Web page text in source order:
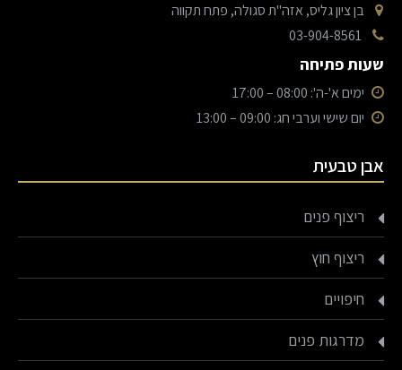
בן ציון גליס, אזה"ת סגולה, פתח תקווה
שעות פתיחה
ימים א'-ה': 08:00 – 17:00
יום שישי וערבי חג: 09:00 – 13:00
אבן טבעית
ריצוף פנים
ריצוף חוץ
חיפויים
מדרגות פנים